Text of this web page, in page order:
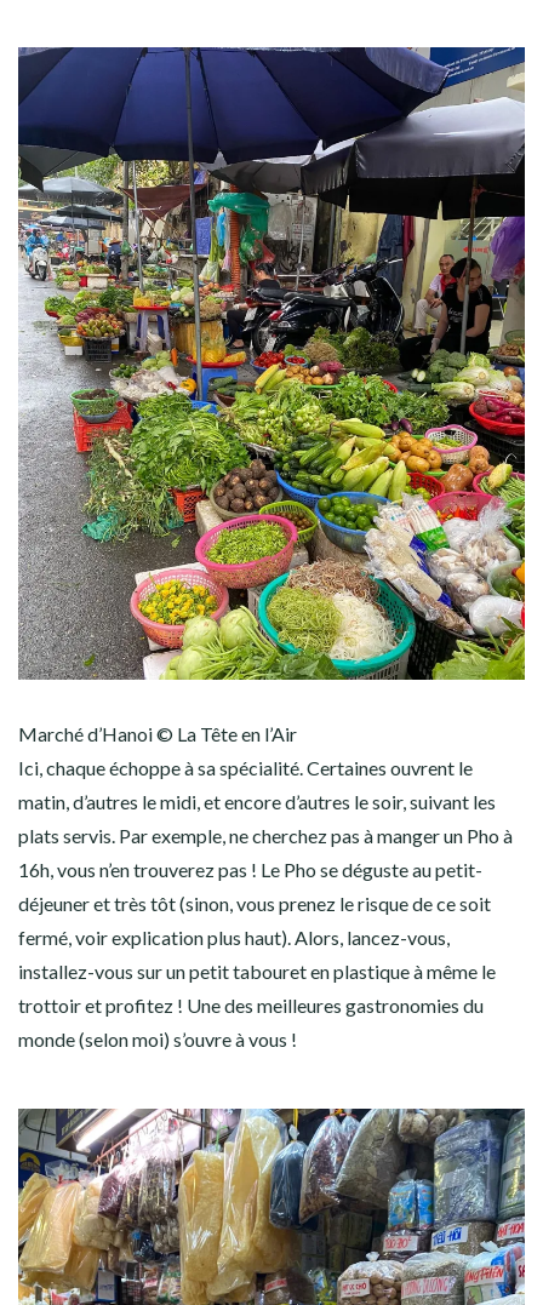
Marché d’Hanoi © La Tête en l’Air
Ici, chaque échoppe à sa spécialité. Certaines ouvrent le
matin, d’autres le midi, et encore d’autres le soir, suivant les
plats servis. Par exemple, ne cherchez pas à manger un Pho à
16h, vous n’en trouverez pas ! Le Pho se déguste au petit-
déjeuner et très tôt (sinon, vous prenez le risque de ce soit
fermé, voir explication plus haut). Alors, lancez-vous,
installez-vous sur un petit tabouret en plastique à même le
trottoir et profitez ! Une des meilleures gastronomies du
monde (selon moi) s’ouvre à vous !